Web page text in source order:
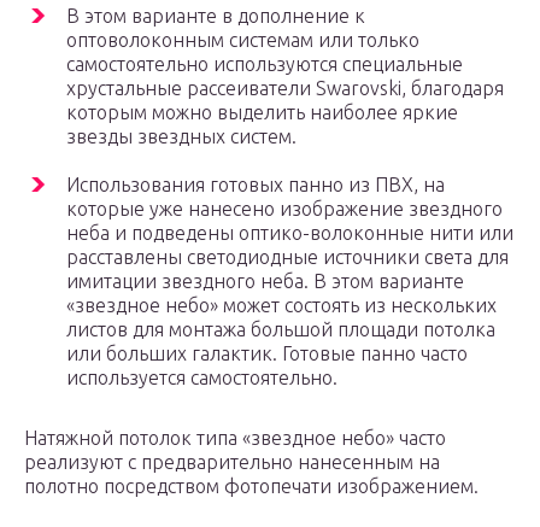
В этом варианте в дополнение к
оптоволоконным системам или только
самостоятельно используются специальные
хрустальные рассеиватели Swarovski, благодаря
которым можно выделить наиболее яркие
звезды звездных систем.
Использования готовых панно из ПВХ, на
которые уже нанесено изображение звездного
неба и подведены оптико-волоконные нити или
расставлены светодиодные источники света для
имитации звездного неба. В этом варианте
«звездное небо» может состоять из нескольких
листов для монтажа большой площади потолка
или больших галактик. Готовые панно часто
используется самостоятельно.
Натяжной потолок типа «звездное небо» часто
реализуют с предварительно нанесенным на
полотно посредством фотопечати изображением.